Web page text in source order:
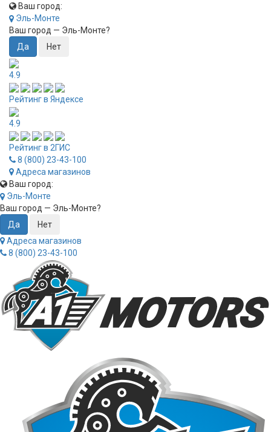
Ваш город:
Эль-Монте
Ваш город — Эль-Монте?
4.9
Рейтинг в Яндексе
4.9
Рейтинг в 2ГИС
8 (800) 23-43-100
Адреса магазинов
Ваш город:
Эль-Монте
Ваш город — Эль-Монте?
Адреса магазинов
8 (800) 23-43-100